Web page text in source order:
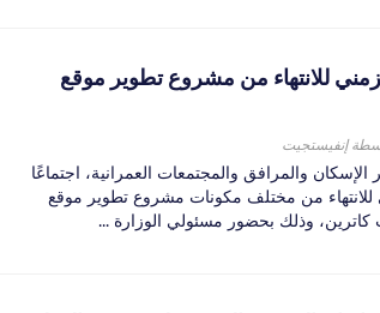
الزمني للانتهاء من مشروع تطوير موقع
إنفيستجيت
الإسكان والمرافق والمجتمعات العمرانية، اجتماعًا
للانتهاء من مختلف مكونات مشروع تطوير موقع
كاترين، وذلك بحضور مسئولي الوزارة ...